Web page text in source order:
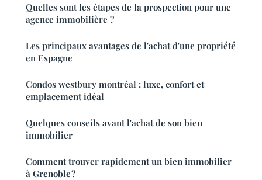
Quelles sont les étapes de la prospection pour une
agence immobilière ?
Les principaux avantages de l'achat d'une propriété
en Espagne
Condos westbury montréal : luxe, confort et
emplacement idéal
Quelques conseils avant l'achat de son bien
immobilier
Comment trouver rapidement un bien immobilier
à Grenoble ?